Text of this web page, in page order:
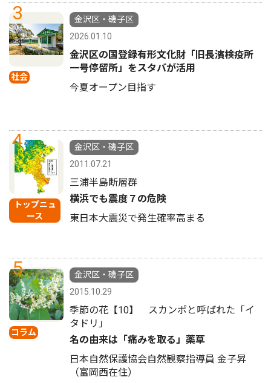
3
社会
金沢区・磯子区
2026.01.10
金沢区の国登録有形文化財「旧長濱検疫所
一号停留所」をスタバが活用
今夏オープン目指す
4
トップニュ
ース
金沢区・磯子区
2011.07.21
三浦半島断層群
横浜でも震度７の危険
東日本大震災で発生確率高まる
5
コラム
金沢区・磯子区
2015.10.29
季節の花【10】 スカンポと呼ばれた「イ
タドリ」
名の由来は「痛みを取る」薬草
日本自然保護協会自然観察指導員 金子昇
（富岡西在住）